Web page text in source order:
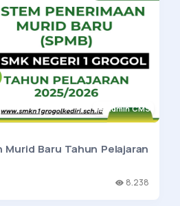
Admin CMS
Murid Baru Tahun Pelajaran
8.238